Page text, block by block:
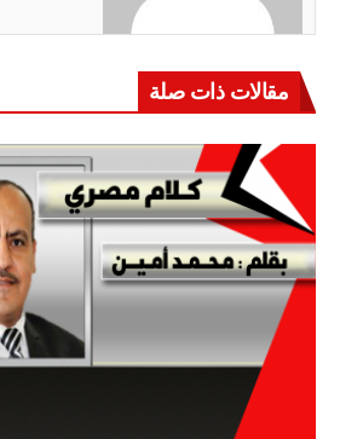
مقالات ذات صلة